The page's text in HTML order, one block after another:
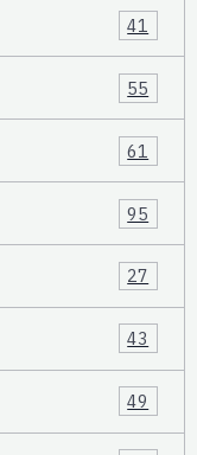
41
55
61
95
27
43
49